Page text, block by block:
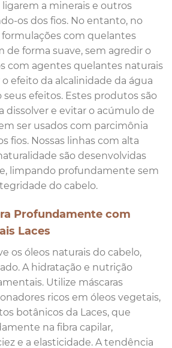
a minerais e outros
os dos fios. No entanto, no
formulações com quelantes
de forma suave, sem agredir o
com agentes quelantes naturais
efeito da alcalinidade da água
efeitos. Estes produtos são
dissolver e evitar o acúmulo de
ser usados com parcimônia
fios. Nossas linhas com alta
são desenvolvidas
limpando profundamente sem
do cabelo.
Profundamente com
Laces
os óleos naturais do cabelo,
A hidratação e nutrição
Utilize máscaras
ricos em óleos vegetais,
botânicos da Laces, que
na fibra capilar,
e a elasticidade. A tendência